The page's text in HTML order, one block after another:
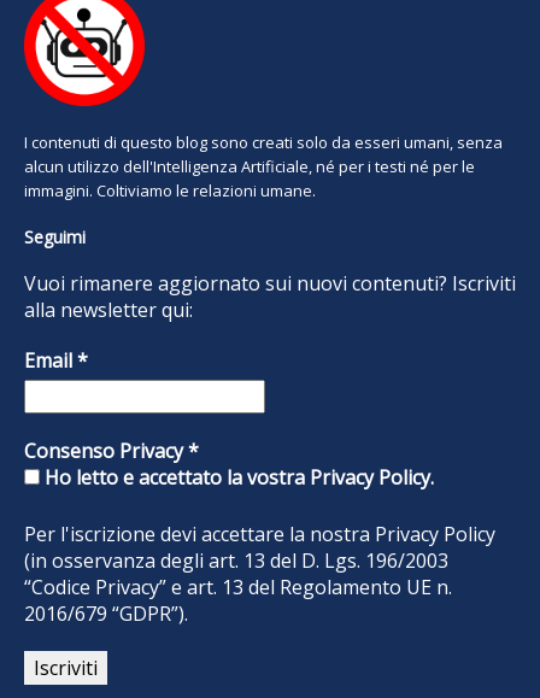
I contenuti di questo blog sono creati solo da esseri umani, senza
alcun utilizzo dell'Intelligenza Artificiale, né per i testi né per le
immagini. Coltiviamo le relazioni umane.
Seguimi
Vuoi rimanere aggiornato sui nuovi contenuti? Iscriviti
alla newsletter qui:
Email*
Consenso Privacy*
Ho letto e accettato la vostra Privacy Policy.
Per l'iscrizione devi accettare la nostra Privacy Policy
(in osservanza degli art. 13 del D. Lgs. 196/2003
“Codice Privacy” e art. 13 del Regolamento UE n.
2016/679 “GDPR”).